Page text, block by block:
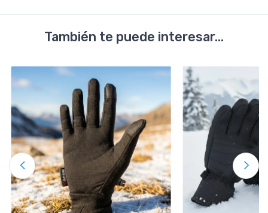
También te puede interesar...